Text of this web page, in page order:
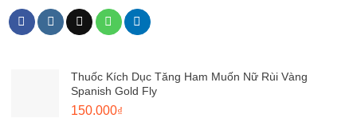
Thuốc Kích Dục Tăng Ham Muốn Nữ Rùi Vàng
Spanish Gold Fly
Giá
150.000₫